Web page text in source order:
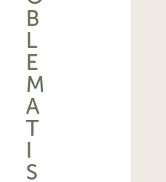
B
L
E
M
A
T
I
S